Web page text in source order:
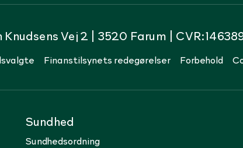
Knudsens Vej 2 | 3520 Farum |
Finanstilsynets redegørelser Forbehold
Sundhed
Sundhedsordning